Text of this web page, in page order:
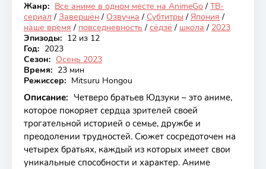
Закончен
Жанр: Все аниме в одном месте на AnimeGo / ТВ-
сериал / Завершён / Озвучка / Субтитры / Япония /
наше время / повседневность / сёдзё / школа / 2023
Эпизоды: 12 из 12
Год: 2023
Сезон: Осень 2023
Время: 23 мин
Режиссер: Mitsuru Hongou
Описание: Четверо братьев Юдзуки – это аниме,
которое покоряет сердца зрителей своей
трогательной историей о семье, дружбе и
преодолении трудностей. Сюжет сосредоточен на
четырех братьях, каждый из которых имеет свои
уникальные способности и характер. Аниме